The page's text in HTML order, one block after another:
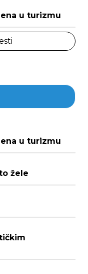
u turizmu
u turizmu
žele